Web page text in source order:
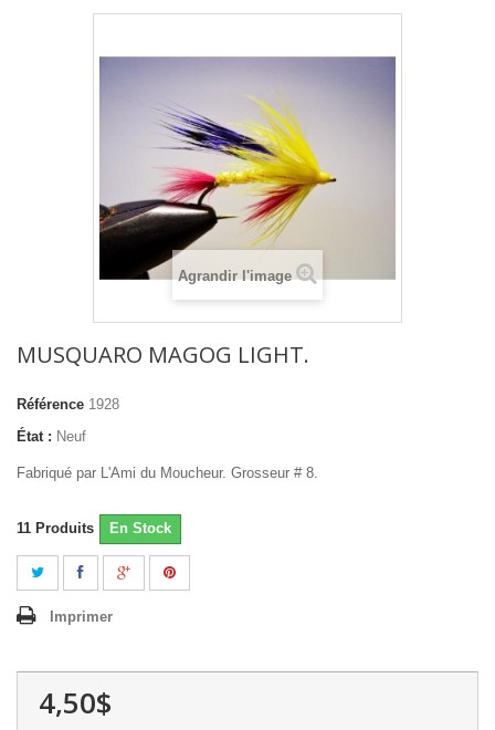
Agrandir l'image
MUSQUARO MAGOG LIGHT.
Référence 1928
État : Neuf
Fabriqué par L'Ami du Moucheur. Grosseur # 8.
11 Produits En Stock
Imprimer
4,50$